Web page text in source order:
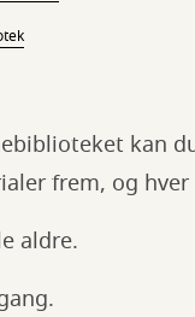
kan
frem, og
aldre.